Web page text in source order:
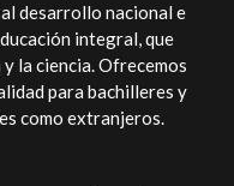
desarrollo nacional e
integral, que
la ciencia. Ofrecemos
para bachilleres y
como extranjeros.